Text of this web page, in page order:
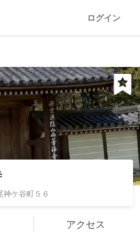
ログイン
ケ谷町５６
アクセス